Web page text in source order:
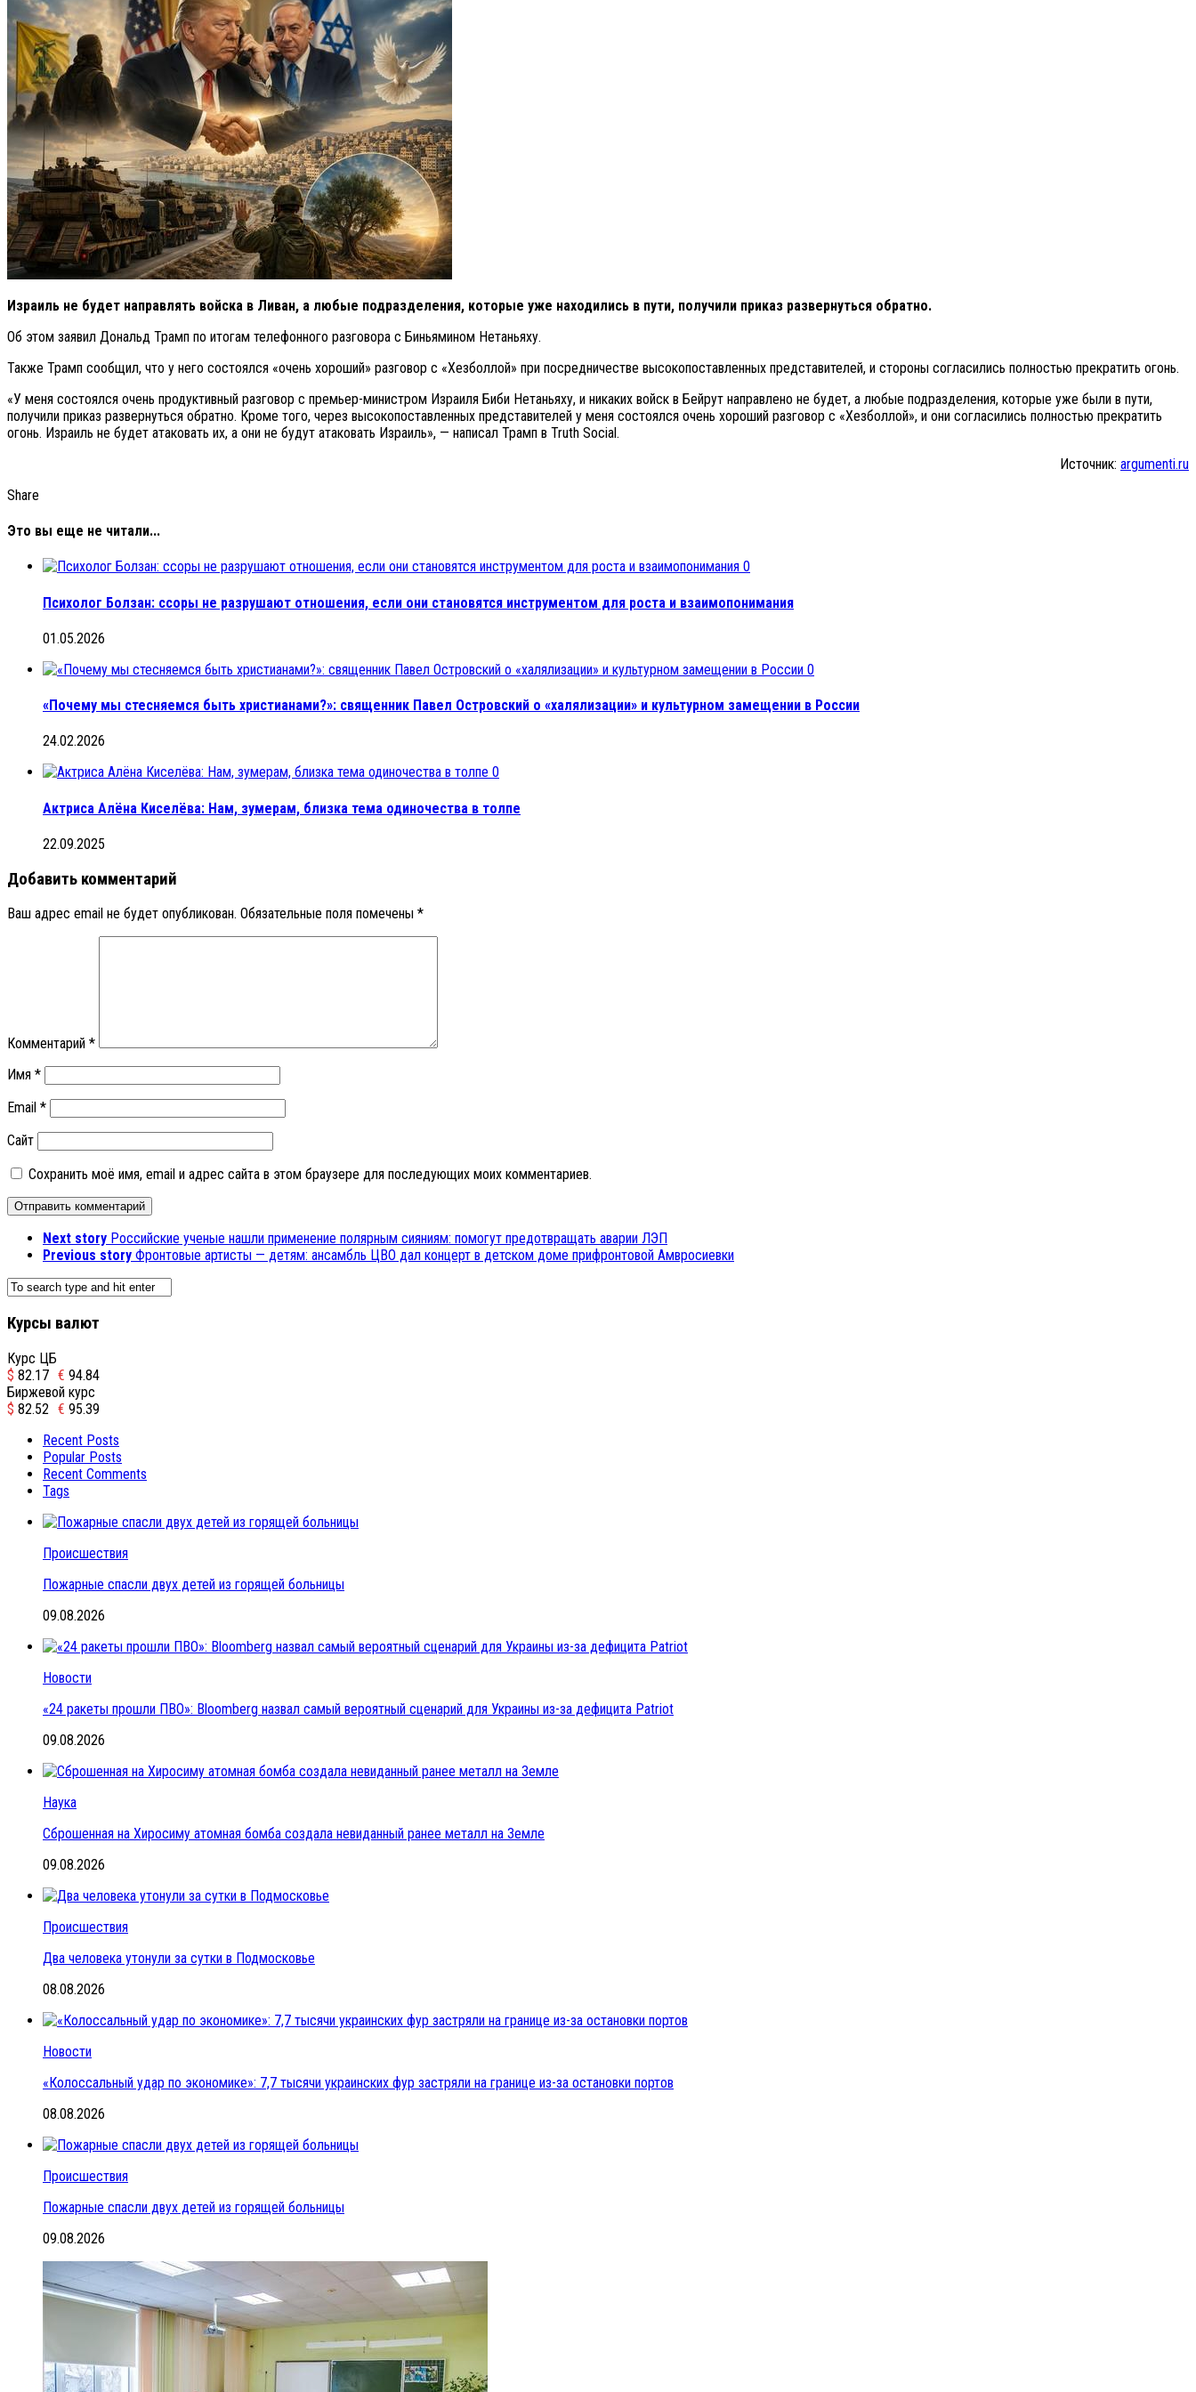
Израиль не будет направлять войска в Ливан, а любые подразделения, которые уже находились в пути, получили приказ развернуться обратно.
Об этом заявил Дональд Трамп по итогам телефонного разговора с Биньямином Нетаньяху.
Также Трамп сообщил, что у него состоялся «очень хороший» разговор с «Хезболлой» при посредничестве высокопоставленных представителей, и стороны согласились полностью прекратить огонь.
«У меня состоялся очень продуктивный разговор с премьер-министром Израиля Биби Нетаньяху, и никаких войск в Бейрут направлено не будет, а любые подразделения, которые уже были в пути,
получили приказ развернуться обратно. Кроме того, через высокопоставленных представителей у меня состоялся очень хороший разговор с «Хезболлой», и они согласились полностью прекратить
огонь. Израиль не будет атаковать их, а они не будут атаковать Израиль», — написал Трамп в Truth Social.
Источник: argumenti.ru
Share
Это вы еще не читали...
0
Психолог Болзан: ссоры не разрушают отношения, если они становятся инструментом для роста и взаимопонимания
01.05.2026
0
«Почему мы стесняемся быть христианами?»: священник Павел Островский о «халялизации» и культурном замещении в России
24.02.2026
0
Актриса Алёна Киселёва: Нам, зумерам, близка тема одиночества в толпе
22.09.2025
Добавить комментарий
Ваш адрес email не будет опубликован. Обязательные поля помечены *
Комментарий *
Имя *
Email *
Сайт
Сохранить моё имя, email и адрес сайта в этом браузере для последующих моих комментариев.
Next story Российские ученые нашли применение полярным сияниям: помогут предотвращать аварии ЛЭП
Previous story Фронтовые артисты — детям: ансамбль ЦВО дал концерт в детском доме прифронтовой Амвросиевки
Курсы валют
Курс ЦБ
$ 82.17 € 94.84
Биржевой курс
$ 82.52 € 95.39
Recent Posts
Popular Posts
Recent Comments
Tags
Происшествия
Пожарные спасли двух детей из горящей больницы
09.08.2026
Новости
«24 ракеты прошли ПВО»: Bloomberg назвал самый вероятный сценарий для Украины из-за дефицита Patriot
09.08.2026
Наука
Сброшенная на Хиросиму атомная бомба создала невиданный ранее металл на Земле
09.08.2026
Происшествия
Два человека утонули за сутки в Подмосковье
08.08.2026
Новости
«Колоссальный удар по экономике»: 7,7 тысячи украинских фур застряли на границе из-за остановки портов
08.08.2026
Происшествия
Пожарные спасли двух детей из горящей больницы
09.08.2026